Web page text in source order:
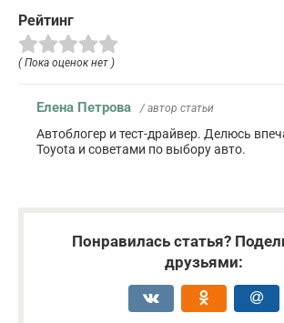
Рейтинг
( Пока оценок нет )
Елена Петрова / автор статьи
Автоблогер и тест-драйвер. Делюсь
Toyota и советами по выбору авто.
Понравилась статья?
друзьями: